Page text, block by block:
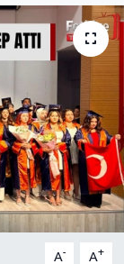
A- A+